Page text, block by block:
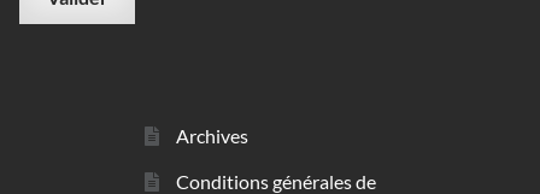
Archives
Conditions générales de